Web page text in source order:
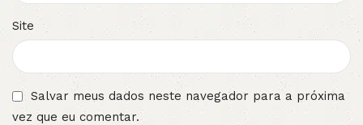
Site
Salvar meus dados neste navegador para a próxima
vez que eu comentar.